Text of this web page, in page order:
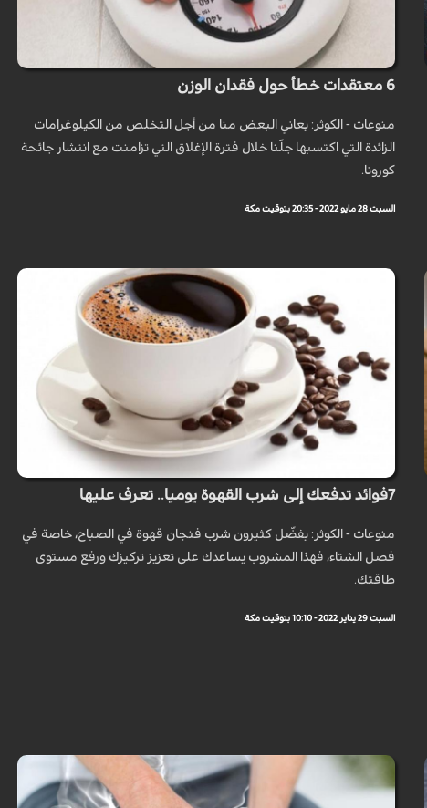
6 معتقدات خطأ حول فقدان الوزن
منوعات - الكوثر: يعاني البعض منا من أجل التخلص من الكيلوغرامات
الزائدة التي اكتسبها جلّنا خلال فترة الإغلاق التي تزامنت مع انتشار جائحة
كورونا.
السبت 28 مايو 2022 - 20:35 بتوقيت مكة
7فوائد تدفعك إلى شرب القهوة يوميا.. تعرف عليها
منوعات - الكوثر: يفضّل كثيرون شرب فنجان قهوة في الصباح، خاصة في
فصل الشتاء، فهذا المشروب يساعدك على تعزيز تركيزك ورفع مستوى
طاقتك.
السبت 29 يناير 2022 - 10:10 بتوقيت مكة